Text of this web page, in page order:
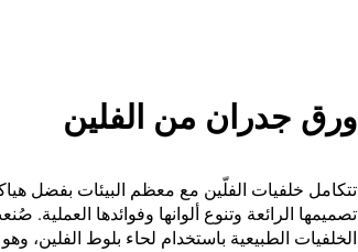
ورق جدران من الفلين
تتكامل خلفيات الفلّين مع معظم البيئات بفضل
تصميمها الرائعة وتنوع ألوانها وفوائدها العملية.
الخلفيات الطبيعية باستخدام لحاء بلوط الفلين،